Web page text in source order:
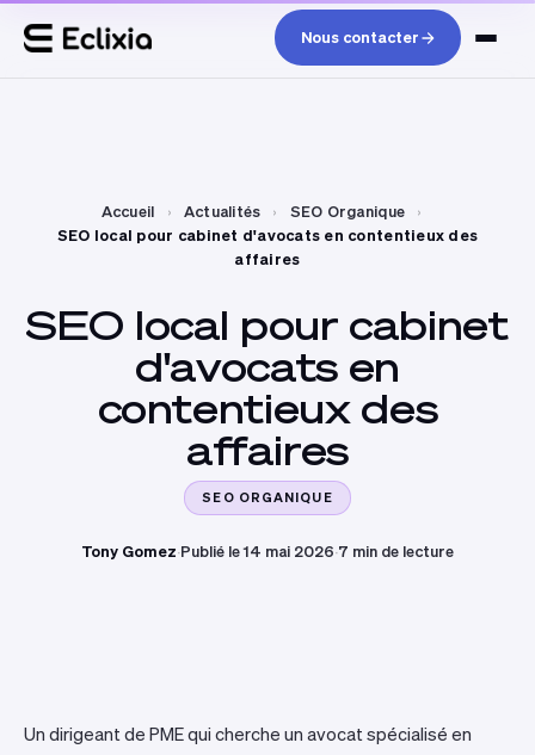
Nous contacter
Accueil › Actualités › SEO Organique
›
SEO local pour cabinet d'avocats en contentieux des
affaires
SEO local pour cabinet
d'avocats en
contentieux des
affaires
SEO ORGANIQUE
Tony Gomez·Publié le 14 mai 2026·7 min de lecture
Un dirigeant de PME qui cherche un avocat spécialisé en